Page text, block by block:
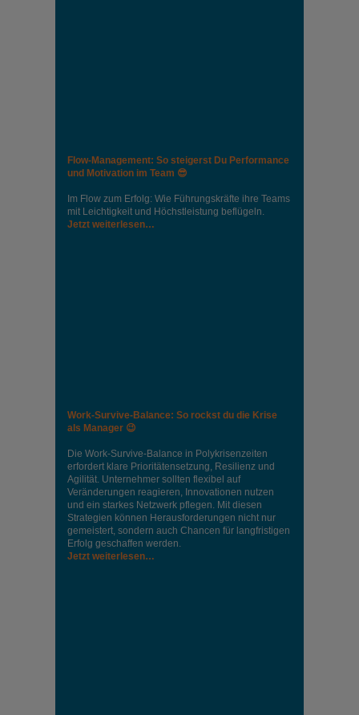
Flow-Management: So steigerst Du Performance
und Motivation im Team 😎
Im Flow zum Erfolg: Wie Führungskräfte ihre Teams
mit Leichtigkeit und Höchstleistung beflügeln.
Jetzt weiterlesen…
Work-Survive-Balance: So rockst du die Krise
als Manager 😉
Die Work-Survive-Balance in Polykrisenzeiten
erfordert klare Prioritätensetzung, Resilienz und
Agilität. Unternehmer sollten flexibel auf
Veränderungen reagieren, Innovationen nutzen
und ein starkes Netzwerk pflegen. Mit diesen
Strategien können Herausforderungen nicht nur
gemeistert, sondern auch Chancen für langfristigen
Erfolg geschaffen werden.
Jetzt weiterlesen…